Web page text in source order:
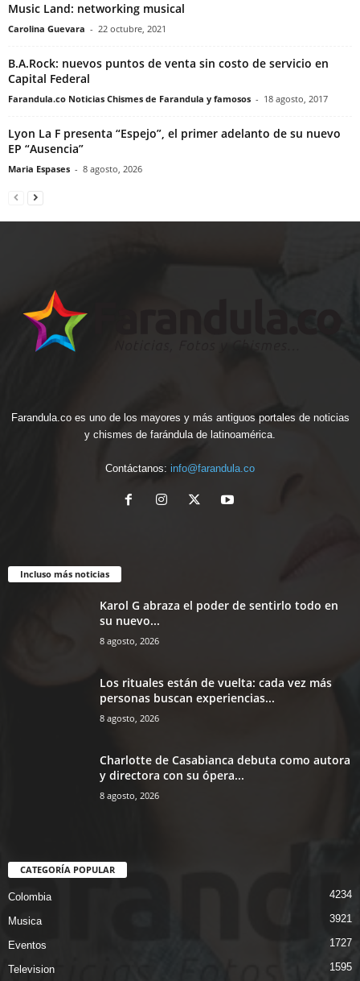
Music Land: networking musical
Carolina Guevara - 22 octubre, 2021
B.A.Rock: nuevos puntos de venta sin costo de servicio en
Capital Federal
Farandula.co Noticias Chismes de Farandula y famosos - 18 agosto, 2017
Lyon La F presenta “Espejo”, el primer adelanto de su nuevo
EP “Ausencia”
Maria Espases - 8 agosto, 2026
Farandula.co es uno de los mayores y más antiguos portales de noticias
y chismes de farándula de latinoamérica.
Contáctanos: info@farandula.co
Incluso más noticias
Karol G abraza el poder de sentirlo todo en
su nuevo...
8 agosto, 2026
Los rituales están de vuelta: cada vez más
personas buscan experiencias...
8 agosto, 2026
Charlotte de Casabianca debuta como autora
y directora con su ópera...
8 agosto, 2026
CATEGORÍA POPULAR
Colombia 4234
Musica 3921
Eventos 1727
Television 1595